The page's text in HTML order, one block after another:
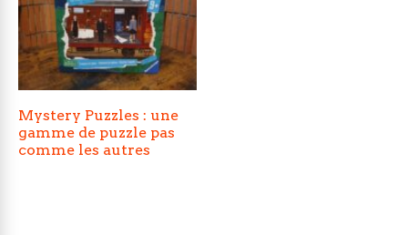
Mystery Puzzles : une
gamme de puzzle pas
comme les autres